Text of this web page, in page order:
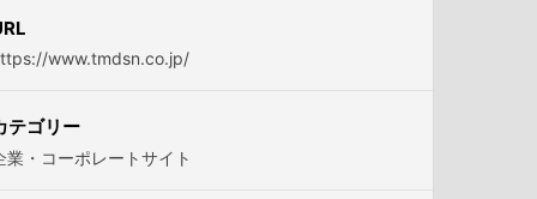
www.tmdsn.co.jp/
テゴリー
業・コーポレートサイト